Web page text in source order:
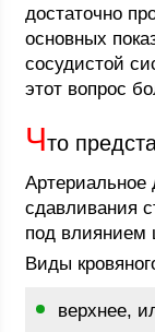
достаточно
основных
сосудистой
этот вопрос
Что
Артериальное
сдавливания
под влиянием
Виды
верхнее,